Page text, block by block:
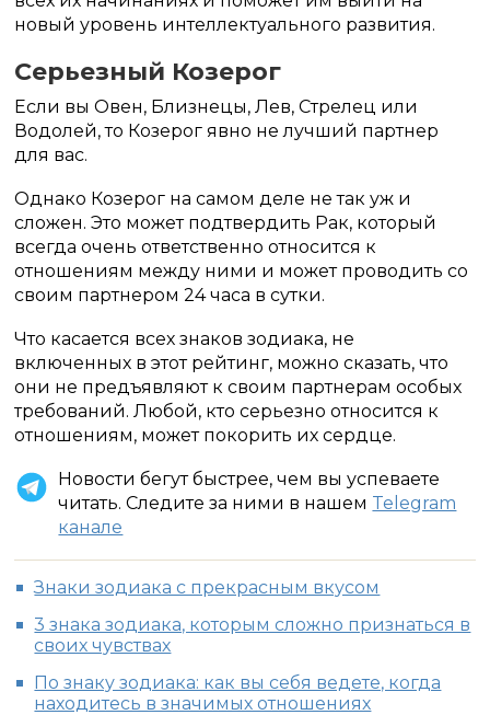
новый уровень интеллектуального развития.
Серьезный Козерог
Если вы Овен, Близнецы, Лев, Стрелец или
Водолей, то Козерог явно не лучший партнер
для вас.
Однако Козерог на самом деле не так уж и
сложен. Это может подтвердить Рак, который
всегда очень ответственно относится к
отношениям между ними и может проводить со
своим партнером 24 часа в сутки.
Что касается всех знаков зодиака, не
включенных в этот рейтинг, можно сказать, что
они не предъявляют к своим партнерам особых
требований. Любой, кто серьезно относится к
отношениям, может покорить их сердце.
Новости бегут быстрее, чем вы успеваете
читать. Следите за ними в нашем Telegram
канале
Знаки зодиака с прекрасным вкусом
3 знака зодиака, которым сложно признаться в
своих чувствах
По знаку зодиака: как вы себя ведете, когда
находитесь в значимых отношениях